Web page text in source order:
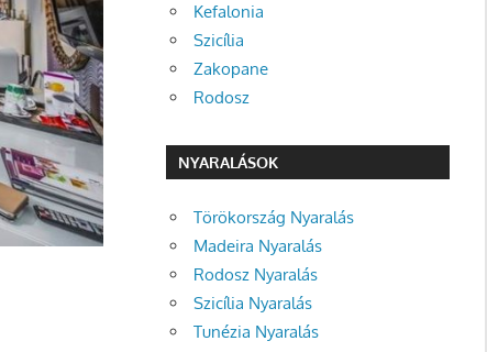
Kefalonia
Szicília
Zakopane
Rodosz
NYARALÁSOK
Törökország Nyaralás
Madeira Nyaralás
Rodosz Nyaralás
Szicília Nyaralás
Tunézia Nyaralás